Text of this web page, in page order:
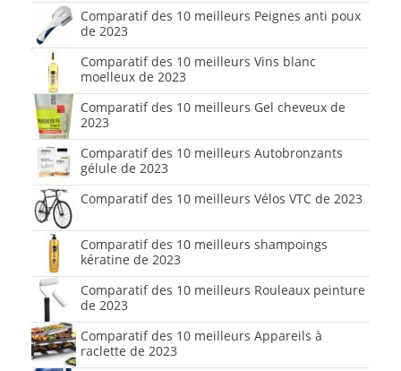
Comparatif des 10 meilleurs Peignes anti poux
de 2023
Comparatif des 10 meilleurs Vins blanc
moelleux de 2023
Comparatif des 10 meilleurs Gel cheveux de
2023
Comparatif des 10 meilleurs Autobronzants
gélule de 2023
Comparatif des 10 meilleurs Vélos VTC de 2023
Comparatif des 10 meilleurs shampoings
kératine de 2023
Comparatif des 10 meilleurs Rouleaux peinture
de 2023
Comparatif des 10 meilleurs Appareils à
raclette de 2023